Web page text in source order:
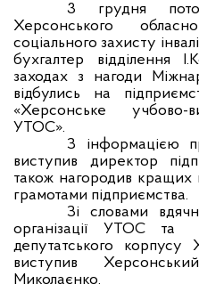
3 грудня
Херсонського
соціального захисту
бухгалтер відділення
заходах з нагоди
відбулись на
«Херсонське учбово-
УТОС».
З інформацією
виступив директор
також нагородив кращих
грамотами підприємства.
Зі словами
організації УТОС та
депутатського корпусу
виступив
Миколаєнко.